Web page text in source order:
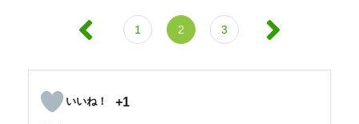
1 2 3
+1